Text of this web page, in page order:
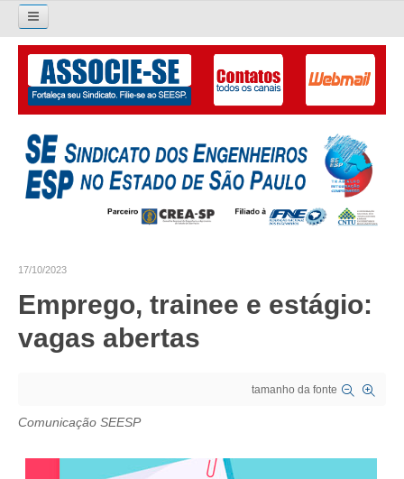
Pesquisar...
O SINDICATO
APRESENTAÇÃO
PALAVRA DO PRESIDENTE
SUBSEDES SINDICAIS
CONSELHO TECNOLÓGICO
17/10/2023
Emprego, trainee e estágio:
vagas abertas
tamanho da fonte
Comunicação SEESP